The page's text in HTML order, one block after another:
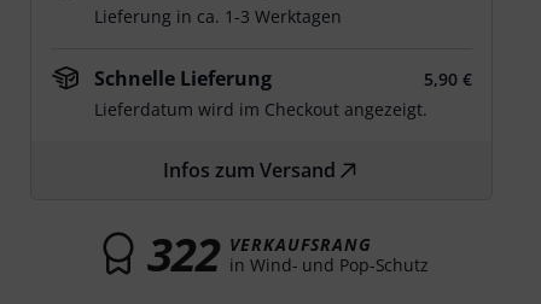
Lieferung in ca. 1-3 Werktagen
Schnelle Lieferung
5,90 €
Lieferdatum wird im Checkout angezeigt.
Infos zum Versand
322 VERKAUFSRANG
in Wind- und Pop-Schutz